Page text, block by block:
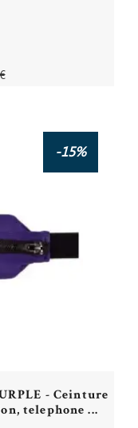
-15%
- Ceinture
telephone ...